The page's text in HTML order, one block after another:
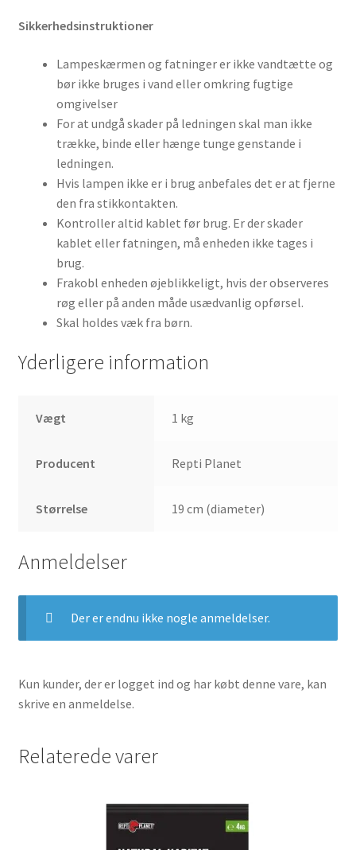
Sikkerhedsinstruktioner
Lampeskærmen og fatninger er ikke vandtætte og
bør ikke bruges i vand eller omkring fugtige
omgivelser
For at undgå skader på ledningen skal man ikke
trække, binde eller hænge tunge genstande i
ledningen.
Hvis lampen ikke er i brug anbefales det er at fjerne
den fra stikkontakten.
Kontroller altid kablet før brug. Er der skader
kablet eller fatningen, må enheden ikke tages i
brug.
Frakobl enheden øjeblikkeligt, hvis der observeres
røg eller på anden måde usædvanlig opførsel.
Skal holdes væk fra børn.
Yderligere information
Vægt 1 kg
Producent Repti Planet
Størrelse 19 cm (diameter)
Anmeldelser
Der er endnu ikke nogle anmeldelser.
Kun kunder, der er logget ind og har købt denne vare, kan
skrive en anmeldelse.
Relaterede varer